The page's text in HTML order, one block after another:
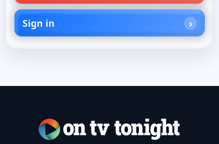
Sign in